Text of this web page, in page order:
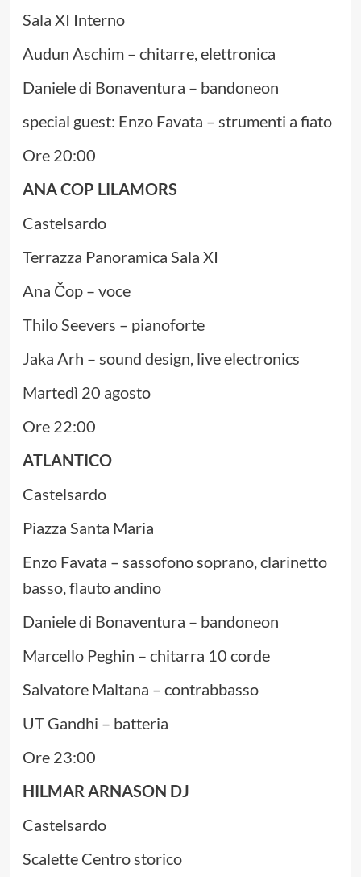
Sala XI Interno
Audun Aschim – chitarre, elettronica
Daniele di Bonaventura – bandoneon
special guest: Enzo Favata – strumenti a fiato
Ore 20:00
ANA COP LILAMORS
Castelsardo
Terrazza Panoramica Sala XI
Ana Čop – voce
Thilo Seevers – pianoforte
Jaka Arh – sound design, live electronics
Martedì 20 agosto
Ore 22:00
ATLANTICO
Castelsardo
Piazza Santa Maria
Enzo Favata – sassofono soprano, clarinetto
basso, flauto andino
Daniele di Bonaventura – bandoneon
Marcello Peghin – chitarra 10 corde
Salvatore Maltana – contrabbasso
UT Gandhi – batteria
Ore 23:00
HILMAR ARNASON DJ
Castelsardo
Scalette Centro storico